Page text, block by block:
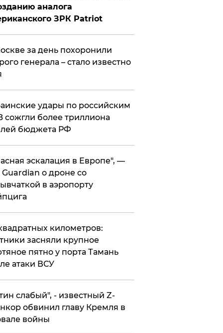
аналога
ЗРК Patriot
за день похоронили
генерала – стало известно
удары по российским
сожгли более триллиона
бюджета РФ
эскалация в Европе", —
Guardian о дроне со
в аэропорту
километров:
засняли крупное
пятно у порта Тамань
атаки ВСУ
слабый", - известный Z-
обвинил главу Кремля в
войны